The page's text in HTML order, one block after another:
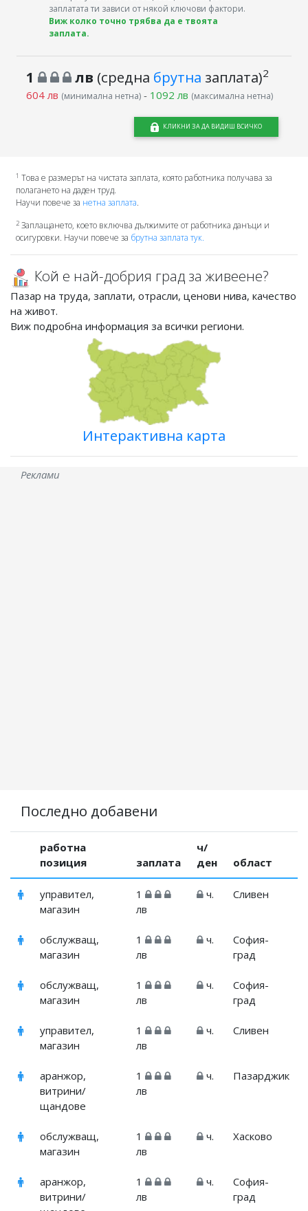
заплатата ти зависи от някой ключови фактори.
Виж колко точно трябва да е твоята
заплата.
1 лв (средна брутна заплата)2
604 лв (минимална нетна)- 1092 лв (максимална нетна)
КЛИКНИ ЗА ДА ВИДИШ ВСИЧКО
1 Това е размерът на чистата заплата, която работника получава за
полагането на даден труд.
Научи повече за нетна заплата.
2Заплащането, което включва дължимите от работника данъци и
осигуровки. Научи повече за брутна заплата тук.
Кой е най-добрия град за живеене?
Пазар на труда, заплати, отрасли, ценови нива, качество
на живот.
Виж подробна информация за всички региони.
Интерактивна карта
Реклами
Последно добавени
работна
позиция
заплата
ч/
ден
област
управител,
магазин
1
лв
ч. Сливен
обслужващ,
магазин
1
лв
ч.
София-
град
обслужващ,
магазин
1
лв
ч.
София-
град
управител,
магазин
1
лв
ч. Сливен
аранжор,
витрини/
щандове
1
лв
ч. Пазарджик
обслужващ,
магазин
1
лв
ч. Хасково
аранжор,
витрини/
1
лв
ч.
София-
град